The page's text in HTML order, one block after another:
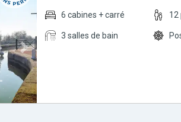
Next
6 cabines + carré 12
3 salles de bain